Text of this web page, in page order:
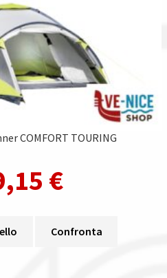
COMFORT TOURING
€
Confronta